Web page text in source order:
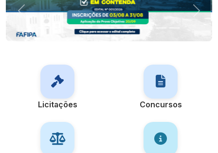
Previous Next
Licitações Concursos